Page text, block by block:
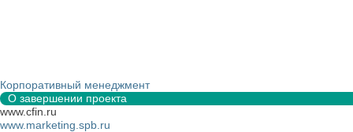
Корпоративный менеджмент
О завершении проекта
www.cfin.ru
www.marketing.spb.ru